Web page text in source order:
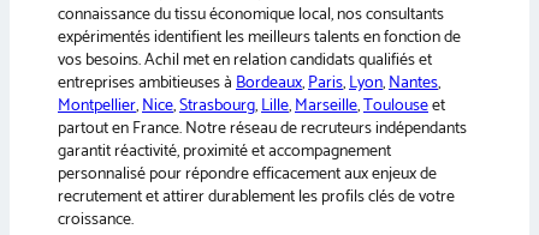
connaissance du tissu économique local, nos consultants
expérimentés identifient les meilleurs talents en fonction de
vos besoins. Achil met en relation candidats qualifiés et
entreprises ambitieuses àBordeaux,Paris,Lyon,Nantes,
Montpellier,Nice,Strasbourg,Lille,Marseille,Toulouseet
partout en France. Notre réseau de recruteurs indépendants
garantit réactivité, proximité et accompagnement
personnalisé pour répondre efficacement aux enjeux de
recrutement et attirer durablement les profils clés de votre
croissance.